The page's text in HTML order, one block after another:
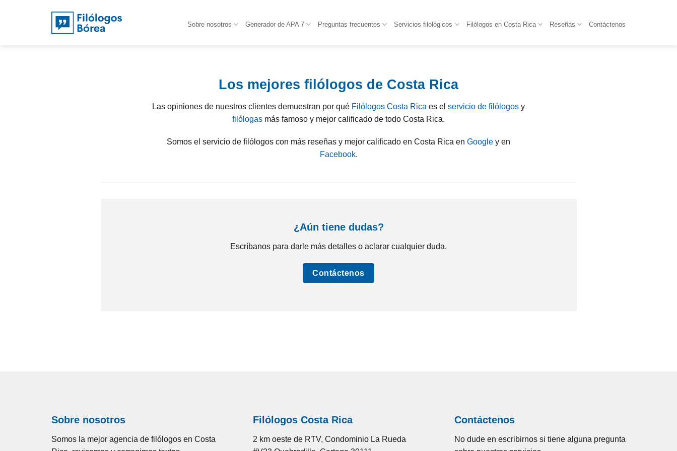
Sobre nosotros Generador de APA 7 Preguntas frecuentes Servicios filológicos Filólogos en Costa Rica Reseñas Contáctenos
Los mejores filólogos de Costa Rica
Las opiniones de nuestros clientes demuestran por qué Filólogos Costa Rica es el servicio de filólogos y
filólogas más famoso y mejor calificado de todo Costa Rica.
Somos el servicio de filólogos con más reseñas y mejor calificado en Costa Rica en Google y en
Facebook.
¿Aún tiene dudas?
Escríbanos para darle más detalles o aclarar cualquier duda.
Contáctenos
Sobre nosotros
Somos la mejor agencia de filólogos en Costa
Filólogos Costa Rica
2 km oeste de RTV, Condominio La Rueda
Contáctenos
No dude en escribirnos si tiene alguna pregunta